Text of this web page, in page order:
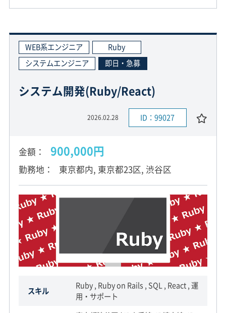
WEB系エンジニア
Ruby
システムエンジニア
即日・急募
システム開発(Ruby/React)
2026.02.28 ID：99027
金額 900,000円
勤務地 東京都内, 東京都23区, 渋谷区
スキル
Ruby , Ruby on Rails , SQL , React , 運
用・サポート